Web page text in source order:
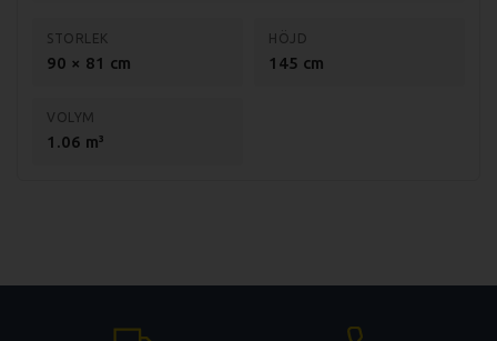
Effekt: 450W
Antal hyllplan: 3st
Nedersta hyllplanet: 835x451mm
STORLEK
90 × 81 cm
HÖJD
145 cm
VOLYM
1.06 m³